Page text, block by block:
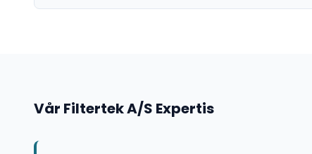
Vår Filtertek A/S Expertis